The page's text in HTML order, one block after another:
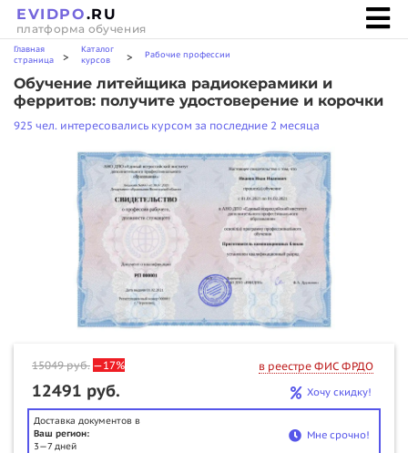
EVIDPO.RU
платформа обучения
Главная
страница
>
Каталог
курсов
> Рабочие профессии
Обучение литейщика радиокерамики и
ферритов: получите удостоверение и корочки
925 чел. интересовались курсом за последние 2 месяца
15049руб. —17% в реестре ФИС ФРДО
12491 руб. Хочу скидку!
Доставка документов в
Ваш регион:
3—7 дней
Мне срочно!